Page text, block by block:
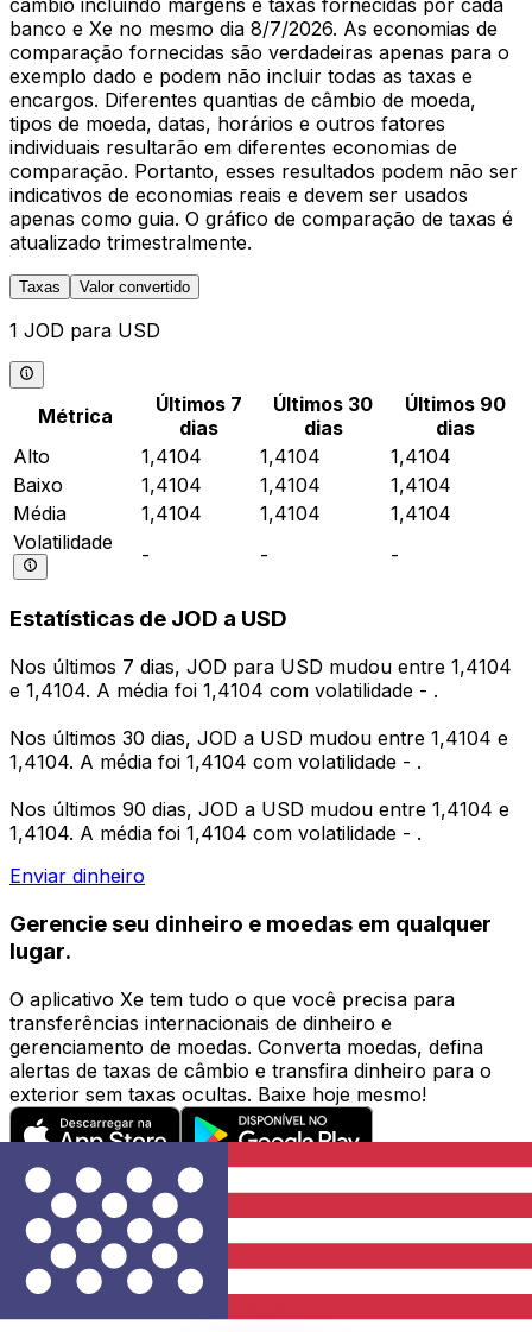
câmbio incluindo margens e taxas fornecidas por cada
banco e Xe no mesmo dia 8/7/2026. As economias de
comparação fornecidas são verdadeiras apenas para o
exemplo dado e podem não incluir todas as taxas e
encargos. Diferentes quantias de câmbio de moeda,
tipos de moeda, datas, horários e outros fatores
individuais resultarão em diferentes economias de
comparação. Portanto, esses resultados podem não ser
indicativos de economias reais e devem ser usados
apenas como guia. O gráfico de comparação de taxas é
atualizado trimestralmente.
Taxas Valor convertido
1 JOD para USD
Métrica
Últimos 7
dias
Últimos 30
dias
Últimos 90
dias
Alto
1,4104 1,4104
1,4104
Baixo
1,4104 1,4104
1,4104
Média
1,4104 1,4104
1,4104
Volatilidade
- - -
Estatísticas de JOD a USD
Nos últimos 7 dias, JOD para USD mudou entre 1,4104
e 1,4104. A média foi 1,4104 com volatilidade - .
Nos últimos 30 dias, JOD a USD mudou entre 1,4104 e
1,4104. A média foi 1,4104 com volatilidade - .
Nos últimos 90 dias, JOD a USD mudou entre 1,4104 e
1,4104. A média foi 1,4104 com volatilidade - .
Enviar dinheiro
Gerencie seu dinheiro e moedas em qualquer
lugar.
O aplicativo Xe tem tudo o que você precisa para
transferências internacionais de dinheiro e
gerenciamento de moedas. Converta moedas, defina
alertas de taxas de câmbio e transfira dinheiro para o
exterior sem taxas ocultas. Baixe hoje mesmo!